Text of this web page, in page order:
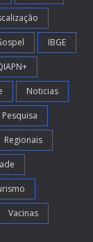
IBGE
Noticias
Pesquisa
Regionais
Vacinas